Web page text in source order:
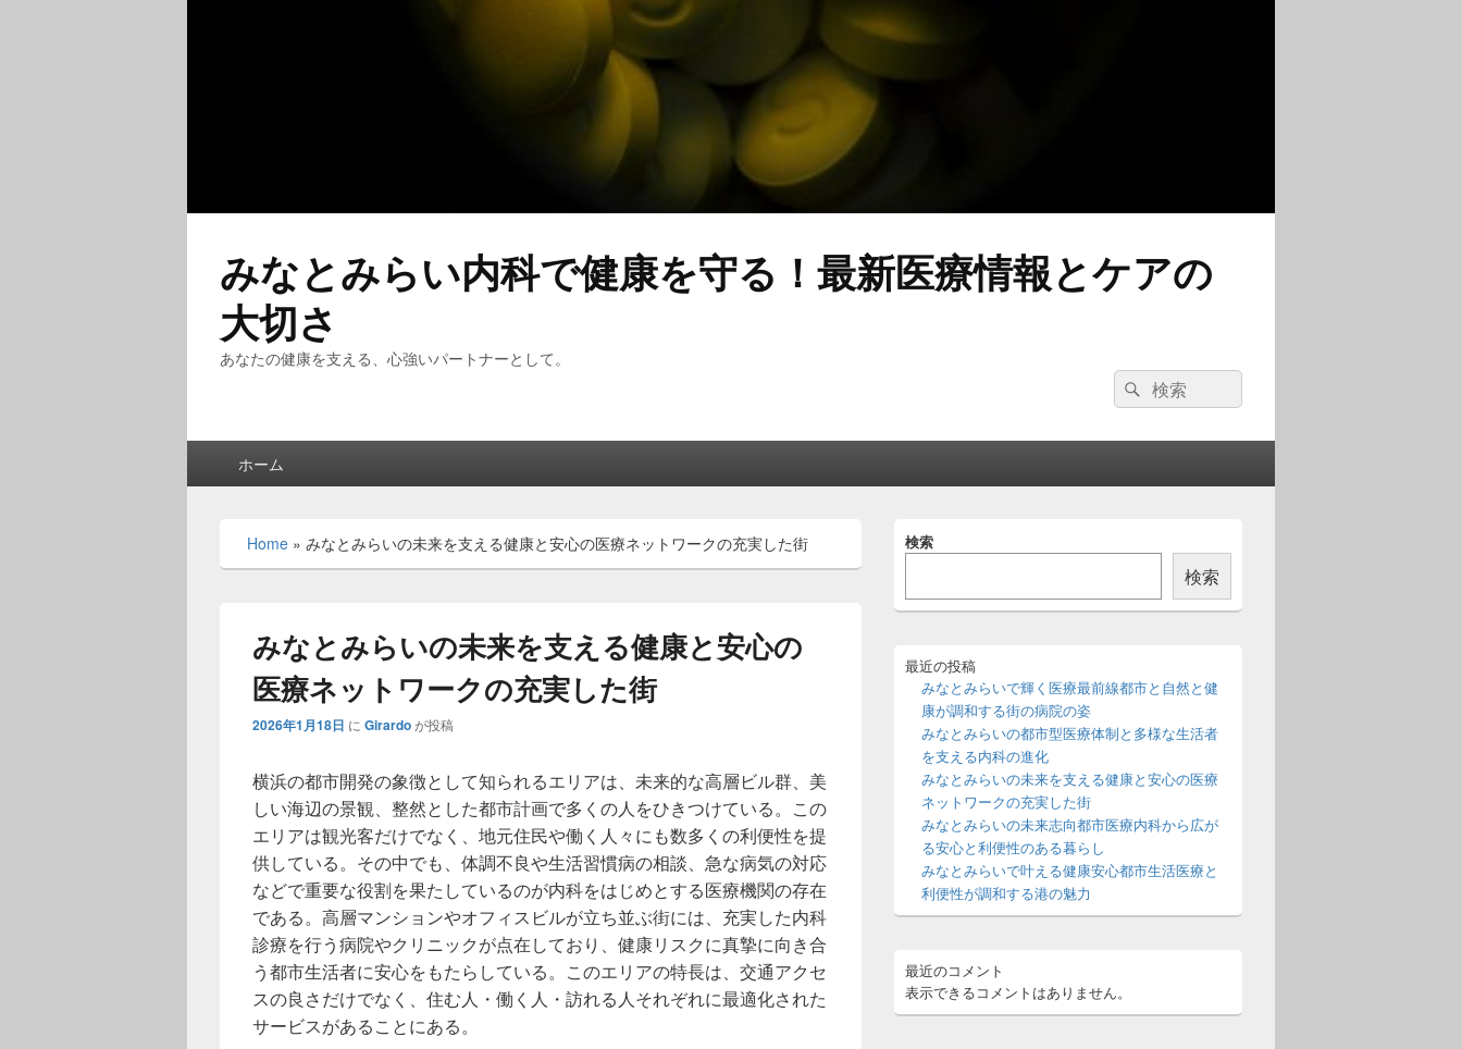
みなとみらい内科で健康を守る！最新医療情報とケアの
大切さ
あなたの健康を支える、心強いパートナーとして。
検
索:
検
索
ホーム
Home » みなとみらいの未来を支える健康と安心の医療ネットワークの充実した街
みなとみらいの未来を支える健康と安心の
医療ネットワークの充実した街
2026年1月18日 に Girardoが投稿
横浜の都市開発の象徴として知られるエリアは、未来的な高層ビル群、美
しい海辺の景観、整然とした都市計画で多くの人をひきつけている。 この
エリアは観光客だけでなく、地元住民や働く人々にも数多くの利便性を提
供している。その中でも、体調不良や生活習慣病の相談、急な病気の対応
などで重要な役割を果たしているのが内科をはじめとする医療機関の存在
である。高層マンションやオフィスビルが立ち並ぶ街には、充実した内科
診療を行う病院やクリニックが点在しており、健康リスクに真摯に向き合
う都市生活者に安心をもたらしている。このエリアの特長は、交通アクセ
スの良さだけでなく、住む人・働く人・訪れる人それぞれに最適化された
サービスがあることにある。
イ
イ
ー
検索
検索
最近の投稿
みなとみらいで輝く医療最前線都市と自然と健
康が調和する街の病院の姿
みなとみらいの都市型医療体制と多様な生活者
を支える内科の進化
みなとみらいの未来を支える健康と安心の医療
ネットワークの充実した街
みなとみらいの未来志向都市医療内科から広が
る安心と利便性のある暮らし
みなとみらいで叶える健康安心都市生活医療と
利便性が調和する港の魅力
最近のコメント
表示できるコメントはありません。